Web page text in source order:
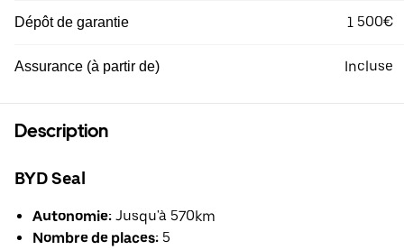
Dépôt de garantie 1 500€
Assurance (à partir de) Incluse
Description
BYD Seal
Autonomie: Jusqu'à 570km
Nombre de places: 5